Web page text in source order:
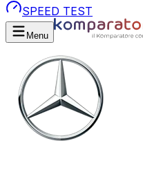
SPEED TEST
Menu